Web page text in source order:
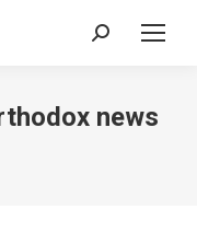
Search:
news